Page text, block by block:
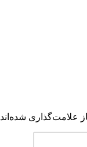
علامت‌گذاری شده‌اند